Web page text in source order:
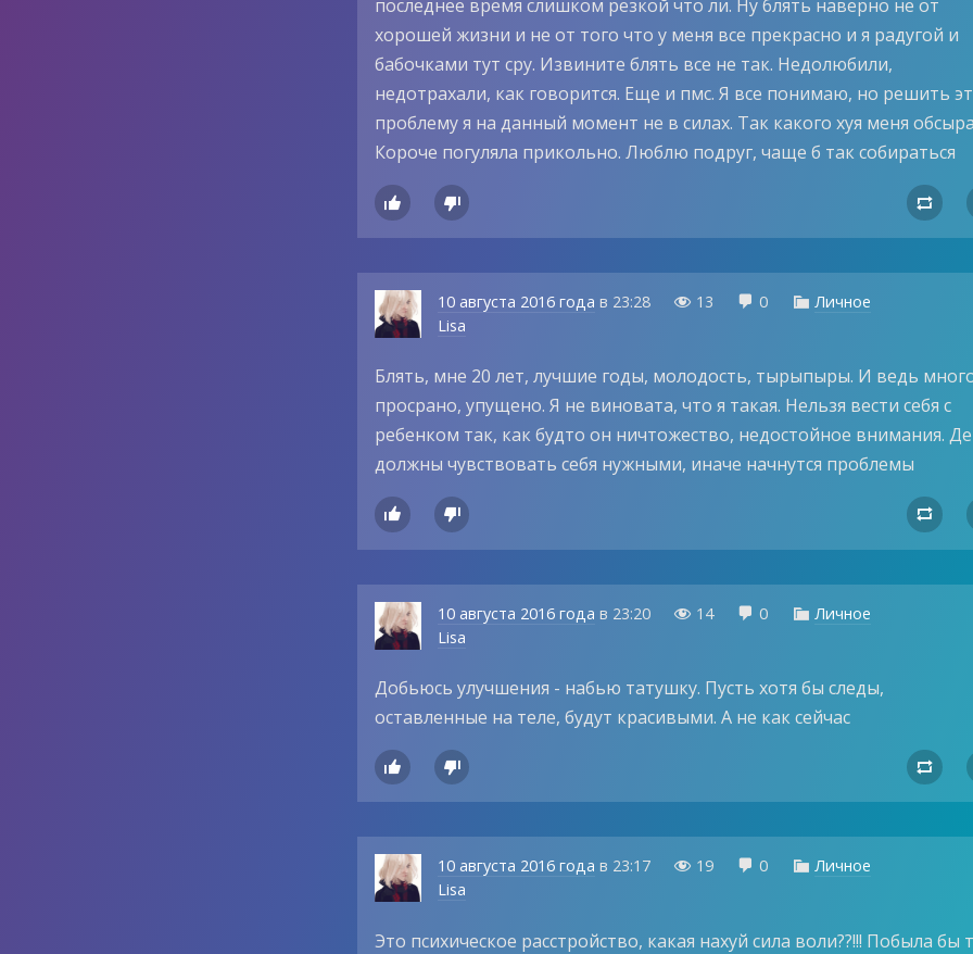
последнее время слишком резкой что ли. Ну блять наверно не от
хорошей жизни и не от того что у меня все прекрасно и я радугой и
бабочками тут сру. Извините блять все не так. Недолюбили,
недотрахали, как говорится. Еще и пмс. Я все понимаю, но решить
проблему я на данный момент не в силах. Так какого хуя меня
Короче погуляла прикольно. Люблю подруг, чаще б так собираться
  
10 августа 2016 года в 23:28  13  0  Личное
Lisa
Блять, мне 20 лет, лучшие годы, молодость, тырыпыры. И ведь
просрано, упущено. Я не виновата, что я такая. Нельзя вести себя с
ребенком так, как будто он ничтожество, недостойное внимания.
должны чувствовать себя нужными, иначе начнутся проблемы
  
10 августа 2016 года в 23:20  14  0  Личное
Lisa
Добьюсь улучшения - набью татушку. Пусть хотя бы следы,
оставленные на теле, будут красивыми. А не как сейчас
  
10 августа 2016 года в 23:17  19  0  Личное
Lisa
Это психическое расстройство, какая нахуй сила воли??!!! Побыла бы